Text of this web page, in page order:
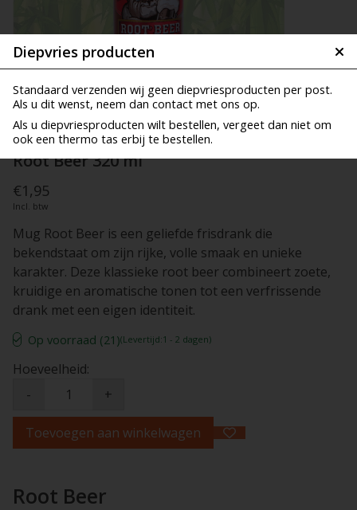
Diepvries producten
Standaard verzenden wij geen diepvriesproducten per post.
Als u dit wenst, neem dan contact met ons op.
Als u diepvriesproducten wilt bestellen, vergeet dan niet om
ook een thermo tas erbij te bestellen.
Root Beer 320 ml
€1,95
Incl. btw
Mug Root Beer is een geliefde frisdrank die
bekendstaat om zijn rijke, volle smaak en unieke
karakter. Deze klassieke root beer combineert zoete,
kruidige en aromatische tonen tot een verfrissende
drank met een eigen identiteit.
Op voorraad (21)(Levertijd:1 - 2 dagen)
Hoeveelheid:
-
+
Toevoegen aan winkelwagen
Root Beer